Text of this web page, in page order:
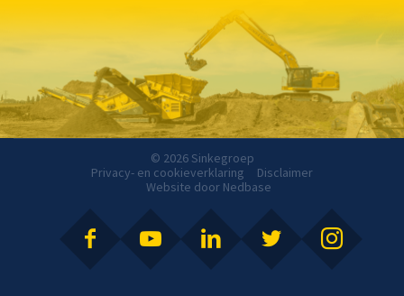
© 2026 Sinkegroep
Privacy- en cookieverklaring
Disclaimer
Website door Nedbase